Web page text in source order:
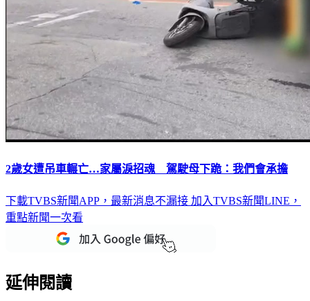
2歲女遭吊車輾亡…家屬淚招魂 駕駛母下跪：我們會承擔
下載TVBS新聞APP，最新消息不漏接 加入TVBS新聞LINE，
重點新聞一次看
延伸閱讀